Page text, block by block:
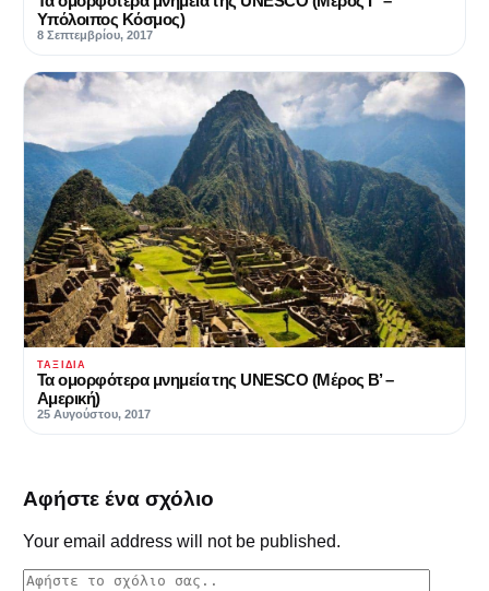
Υπόλοιπος Κόσμος)
8 Σεπτεμβρίου, 2017
ΤΑΞΊΔΙΑ
Τα ομορφότερα μνημεία της UNESCO (Μέρος Β’ –
Αμερική)
25 Αυγούστου, 2017
Αφήστε ένα σχόλιο
Your email address will not be published.